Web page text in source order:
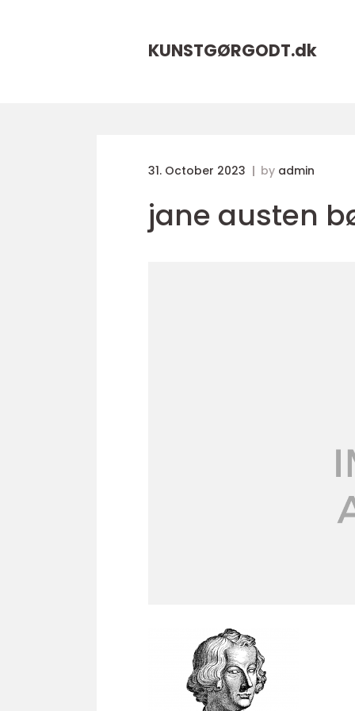
KUNSTGØRGODT.dk
31. October 2023 by admin
jane austen